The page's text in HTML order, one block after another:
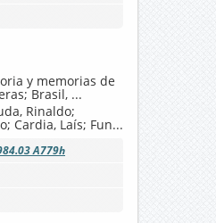
y memorias de
Brasil, ...
Rinaldo;
Cardia, Laís; Fun...
A779h